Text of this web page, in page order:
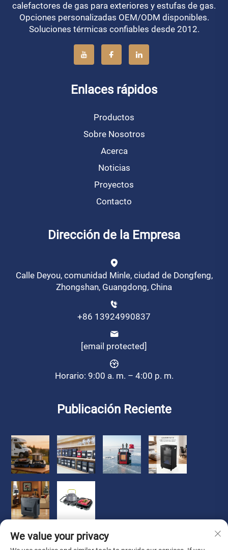
calefactores de gas para exteriores y estufas de gas.
Opciones personalizadas OEM/ODM disponibles.
Soluciones térmicas confiables desde 2012.
Enlaces rápidos
Productos
Sobre Nosotros
Acerca
Noticias
Proyectos
Contacto
Dirección de la Empresa
Calle Deyou, comunidad Minle, ciudad de Dongfeng,
Zhongshan, Guangdong, China
+86 13924990837
[email protected]
Horario: 9:00 a. m. – 4:00 p. m.
Publicación Reciente
We value your privacy